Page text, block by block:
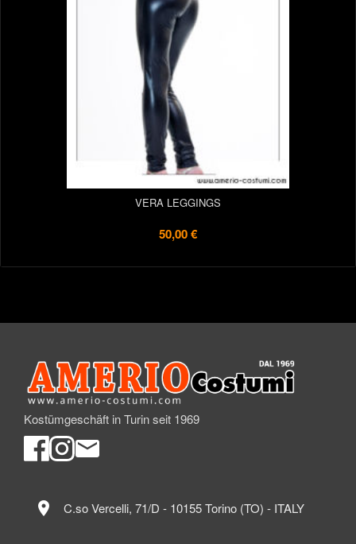
VERA LEGGINGS
50,00 €
Kostümgeschäft in Turin seit 1969
location_on C.so Vercelli, 71/D - 10155 Torino (TO) - ITALY